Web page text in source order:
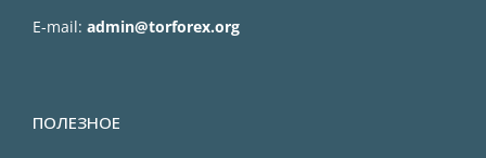
E-mail: admin@torforex.org
ПОЛЕЗНОЕ